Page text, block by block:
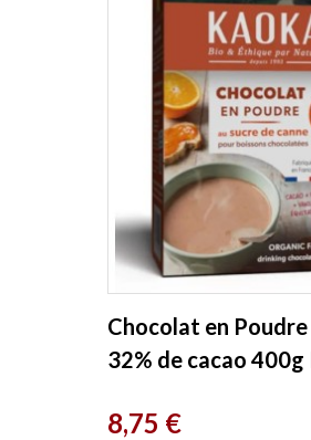
Chocolat en
32% de cacao 400g
Prix
8,75 €